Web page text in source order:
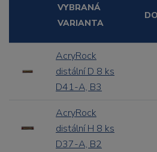
VYBRANÁ
VARIANTA
AcryRock
distální D 8 ks
D41-A, B3
AcryRock
distální H 8 ks
D37-A, B2